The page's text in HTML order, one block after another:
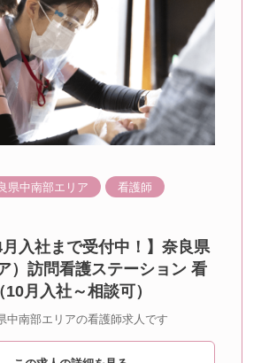
県中南部エリア
看護師
月入社まで受付中！】奈良県
）訪問看護ステーション 看
月入社～相談可）
中南部エリアの看護師求人です